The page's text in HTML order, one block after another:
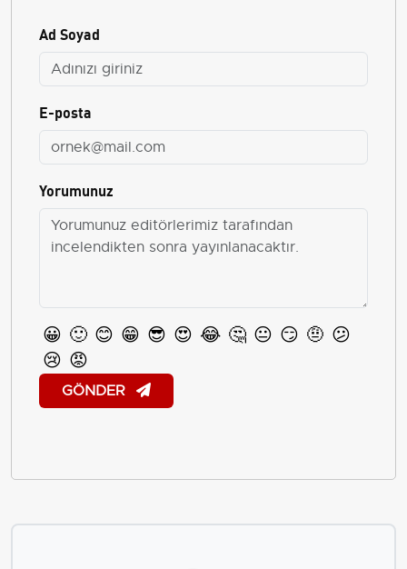
Ad Soyad
E-posta
Yorumunuz
😀 🙂 😊 😁 😎 😍 😂 🤔 😐 😏 🤨 😕
😢 😡
GÖNDER